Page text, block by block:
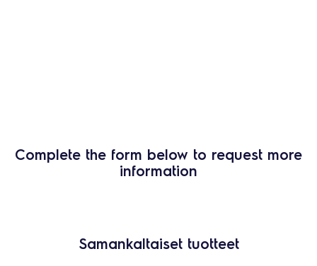
Complete the form below to request more
information
Samankaltaiset tuotteet